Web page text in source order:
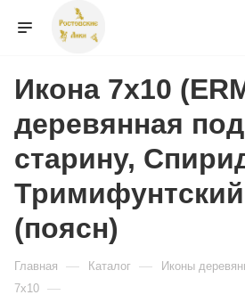
Икона 7х10
деревянная под
старину,
Тримифунтский
(поясн)
Главная — Каталог — Иконы
7x10 —